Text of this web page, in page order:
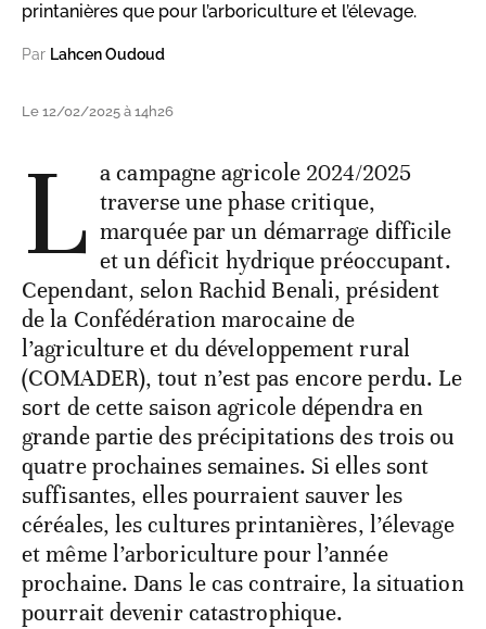
printanières que pour l’arboriculture et l’élevage.
Par Lahcen Oudoud
Le 12/02/2025 à 14h26
L a campagne agricole 2024/2025
traverse une phase critique,
marquée par un démarrage difficile
et un déficit hydrique préoccupant.
Cependant, selon Rachid Benali, président
de la Confédération marocaine de
l’agriculture et du développement rural
(COMADER), tout n’est pas encore perdu. Le
sort de cette saison agricole dépendra en
grande partie des précipitations des trois ou
quatre prochaines semaines. Si elles sont
suffisantes, elles pourraient sauver les
céréales, les cultures printanières, l’élevage
et même l’arboriculture pour l’année
prochaine. Dans le cas contraire, la situation
pourrait devenir catastrophique.